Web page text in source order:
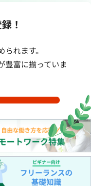
！
れます。
豊富に揃っていま